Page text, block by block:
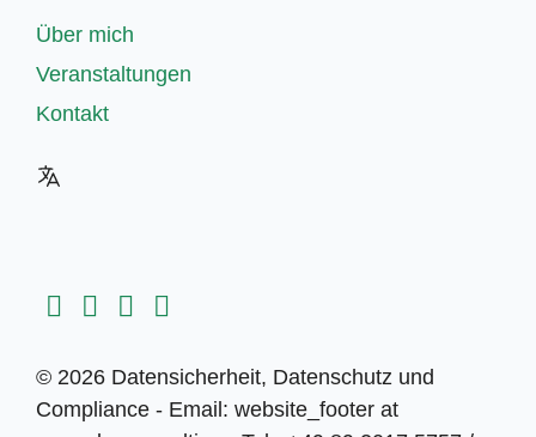
Über mich
Veranstaltungen
Kontakt
© 2026 Datensicherheit, Datenschutz und
Compliance - Email: website_footer at